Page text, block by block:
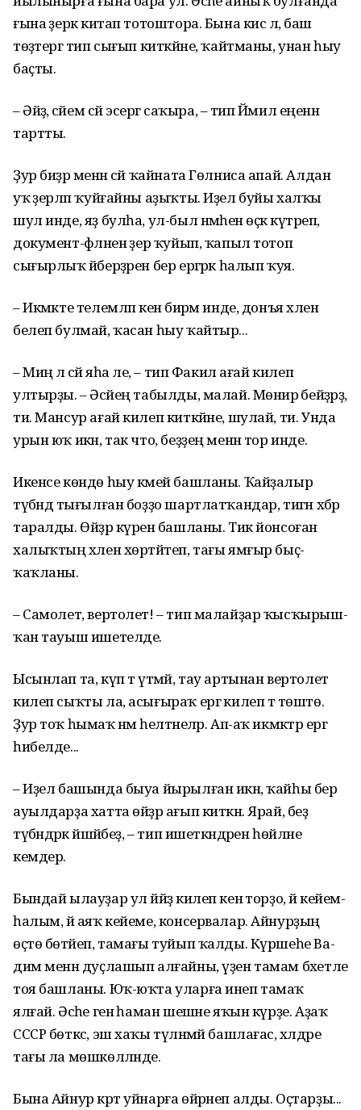
ғына әҙерәк китап тотоштора. Бына кисә лә, баш
төҙәтергә тип сығып киткәйне, ҡайт­маны, унан һыу
баҫты.
– Әйҙә, әсәйем сәй эсергә саҡыра, – тип Йәмил еңенән
тартты.
Ҙур биҙрә менән сәй ҡайната Гөлниса апай. Алдан
уҡ әҙерләп ҡуйғайны аҙыҡты. Иҙел буйы халҡы
шул инде, яҙ булһа, ул-был нәмәһен өҫкә күтәреп,
документ-фәләнен әҙер ҡуйып, ҡапыл тотоп
сығырлыҡ әйберҙәрен бер ергәрәк һалып ҡуя.
– Икмәкте телемләп кенә бирәм инде, донъя хәлен
белеп булмай, ҡасан һыу ҡайтыр...
– Миңә лә сәй яһа әле, – тип Факил ағай килеп
ултырҙы. – Әсәйең табылды, малай. Мөнирә әбейҙәрҙә,
ти. Мансур ағай килеп кит­кәйне, шулай, ти. Унда
урын юҡ икән, так что, беҙҙең менән тор инде.
Икенсе көндө һыу кәмей башланы. Ҡайҙалыр
түбәндә тығылған боҙҙо шартлатҡандар, тигән хәбәр
таралды. Өйҙәр күренә башланы. Тик йон­соған
халыҡтың хәлен хөртәйтеп, тағы ямғыр быҫ­
ҡаҡланы.
– Самолет, вертолет! – тип малайҙар ҡысҡырыш­
ҡан тауыш ишетелде.
Ысынлап та, күп тә үтмәй, тау артынан верто­лет
килеп сыҡты ла, асығы­раҡ ергә килеп тә төштө.
Ҙур тоҡ һымаҡ нәмә һелтә­неләр. Ап-аҡ икмәктәр ергә
һибелде...
– Иҙел башында быуа йырылған икән, ҡайһы бер
ауылдарҙа хатта өйҙәр ағып киткән. Ярай, беҙ
түбәндәрәк йәшәйбеҙ, – тип ишеткәндәрен һөйләне
кемдер.
Бындай ылауҙар ул йәйҙә килеп кенә торҙо, йә кейем-
һалым, йә аяҡ кейе­ме, консервалар. Айнурҙың
өҫтө бөтәйеп, тамағы ту­йып ҡалды. Күршеһе Ва­
дим менән дуҫлашып ал­ғайны, үҙен тамам бәхетле
тоя башланы. Юҡ-юҡта уларға инеп тамаҡ
ялғай. Әсәһе генә һаман шешәне яҡын күрҙе. Аҙаҡ
СССР бөткәс, эш хаҡы түләнмәй башлағас, хәлдәре
тағы ла мөшкөлләнде.
Бына Айнур кәрт уйнарға өйрәнеп алды. Оҫтарҙы...